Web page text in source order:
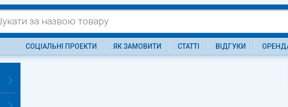
СОЦІАЛЬНІ ПРОЕКТИ ЯК ЗАМОВИТИ СТАТТІ ВІДГУКИ